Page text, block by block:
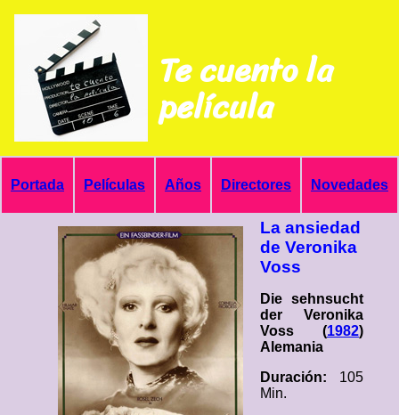
Te cuento la
película
Portada Películas Años Directores Novedades
La ansiedad
de Veronika
Voss
Die sehnsucht
der Veronika
Voss (1982)
Alemania
Duración: 105
Min.